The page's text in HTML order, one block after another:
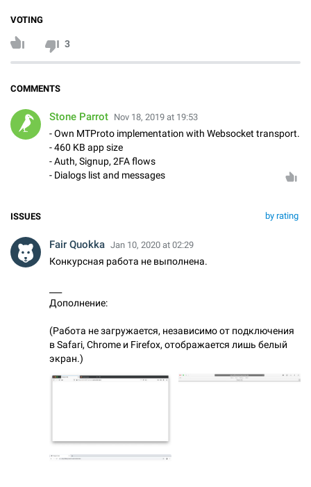
VOTING
3
COMMENTS
Stone Parrot Nov 18, 2019 at 19:53
- Own MTProto implementation with Websocket transport.
- 460 KB app size
- Auth, Signup, 2FA flows
- Dialogs list and messages
by rating
ISSUES
Fair Quokka Jan 10, 2020 at 02:29
Конкурсная работа не выполнена.
Дополнение:
(Работа не загружается, независимо от подключения
в Safari, Chrome и Firefox, отображается лишь белый
экран.)